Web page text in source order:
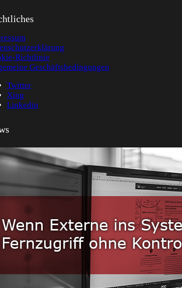
Richtlinie
Geschäftsbedingungen
Twitter
Xing
Linkedin